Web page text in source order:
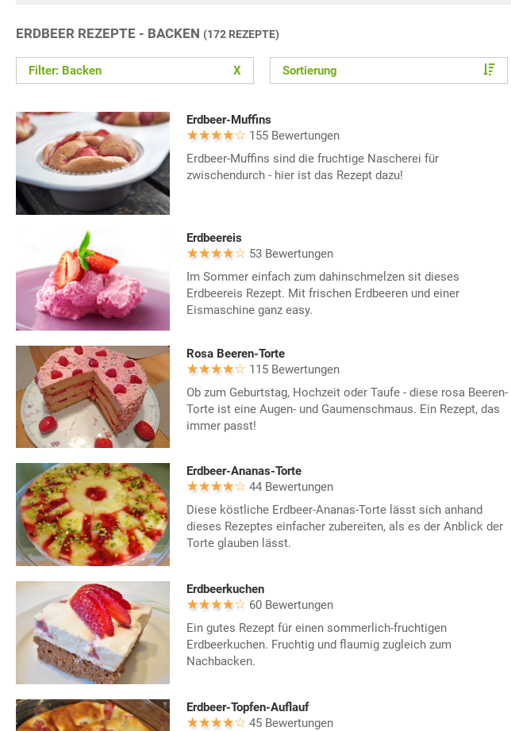
ERDBEER REZEPTE - BACKEN (172 REZEPTE)
Filter: Backen X Sortierung
Erdbeer-Muffins
155 Bewertungen
Erdbeer-Muffins sind die fruchtige Nascherei für
zwischendurch - hier ist das Rezept dazu!
Erdbeereis
53 Bewertungen
Im Sommer einfach zum dahinschmelzen sit dieses
Erdbeereis Rezept. Mit frischen Erdbeeren und einer
Eismaschine ganz easy.
Rosa Beeren-Torte
115 Bewertungen
Ob zum Geburtstag, Hochzeit oder Taufe - diese rosa Beeren-
Torte ist eine Augen- und Gaumenschmaus. Ein Rezept, das
immer passt!
Erdbeer-Ananas-Torte
44 Bewertungen
Diese köstliche Erdbeer-Ananas-Torte lässt sich anhand
dieses Rezeptes einfacher zubereiten, als es der Anblick der
Torte glauben lässt.
Erdbeerkuchen
60 Bewertungen
Ein gutes Rezept für einen sommerlich-fruchtigen
Erdbeerkuchen. Fruchtig und flaumig zugleich zum
Nachbacken.
Erdbeer-Topfen-Auflauf
45 Bewertungen